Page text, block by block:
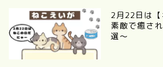
2月22日は
素敵で癒さ
選～